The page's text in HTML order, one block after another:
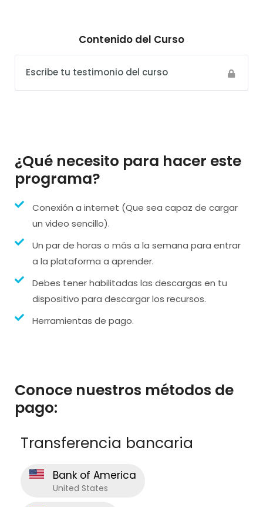
Contenido del Curso
Escribe tu testimonio del curso
¿Qué necesito para hacer este
programa?
Conexión a internet (Que sea capaz de cargar
un video sencillo).
Un par de horas o más a la semana para entrar
a la plataforma a aprender.
Debes tener habilitadas las descargas en tu
dispositivo para descargar los recursos.
Herramientas de pago.
Conoce nuestros métodos de
pago:
Transferencia bancaria
Bank of America
United States